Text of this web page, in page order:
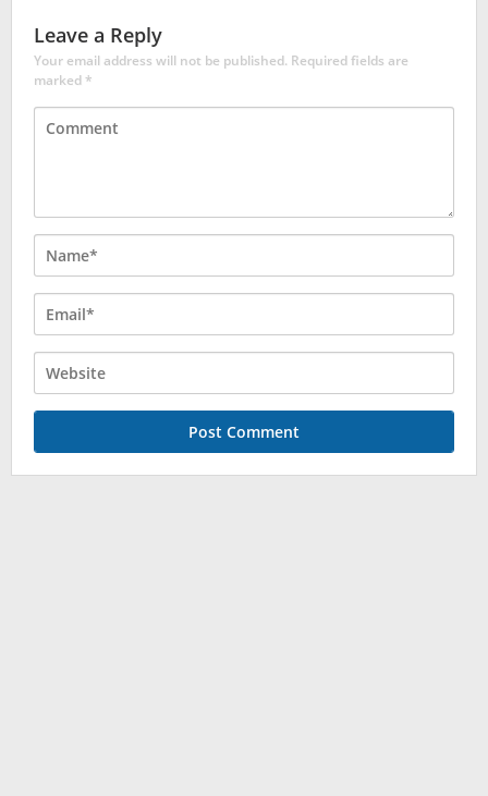
Leave a Reply
Your email address will not be published. Required fields are
marked*